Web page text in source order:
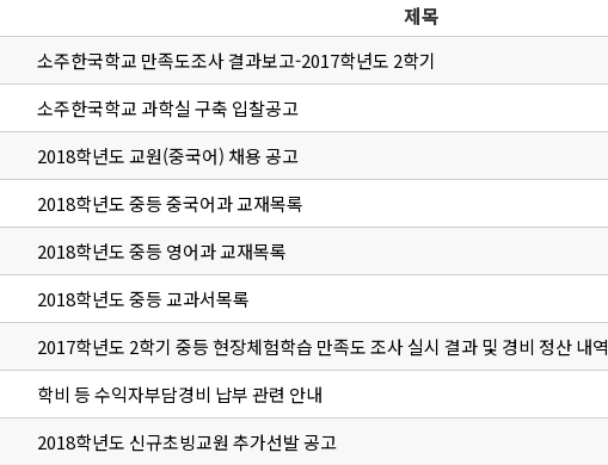
제목
소주한국학교 만족도조사 결과보고-2017학년도 2학기
소주한국학교 과학실 구축 입찰공고
2018학년도 교원(중국어) 채용 공고
2018학년도 중등 중국어과 교재목록
2018학년도 중등 영어과 교재목록
2018학년도 중등 교과서목록
2017학년도 2학기 중등 현장체험학습 만족도 조사 실시 결과 및 경비 정산 내역
학비 등 수익자부담경비 납부 관련 안내
2018학년도 신규초빙교원 추가선발 공고